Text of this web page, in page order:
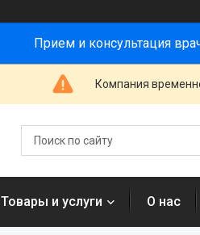
Прием и консультация
Компания
Товары и услуги О нас